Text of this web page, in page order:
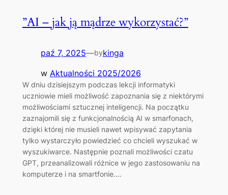
”AI – jak ją mądrze wykorzystać?”
paź 7, 2025—bykinga
w Aktualności 2025/2026
W dniu dzisiejszym podczas lekcji informatyki
uczniowie mieli możliwość zapoznania się z niektórymi
możliwościami sztucznej inteligencji. Na początku
zaznajomili się z funkcjonalnością AI w smarfonach,
dzięki której nie musieli nawet wpisywać zapytania
tylko wystarczyło powiedzieć co chcieli wyszukać w
wyszukiwarce. Następnie poznali możliwości czatu
GPT, przeanalizowali różnice w jego zastosowaniu na
komputerze i na smartfonie.…